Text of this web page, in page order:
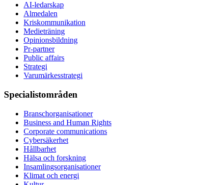
AI-ledarskap
Almedalen
Kris­kommunikation
Medieträning
Opinionsbildning
Pr-partner
Public affairs
Strategi
Varumärkesstrategi
Specialistområden
Branschorganisationer
Business and Human Rights
Corporate communications
Cybersäkerhet
Hållbarhet
Hälsa och forskning
Insamlingsorganisationer
Klimat och energi